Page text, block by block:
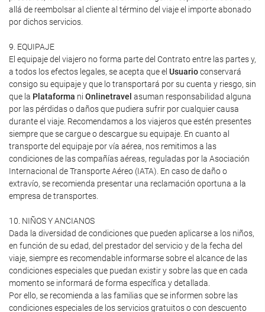
allá de reembolsar al cliente al término del viaje el importe abonado
por dichos servicios.
9. EQUIPAJE
El equipaje del viajero no forma parte del Contrato entre las partes y,
a todos los efectos legales, se acepta que el Usuarioconservará
consigo su equipaje y que lo transportará por su cuenta y riesgo, sin
que la Plataforma ni Onlinetravel asuman responsabilidad alguna
por las pérdidas o daños que pudiera sufrir por cualquier causa
durante el viaje. Recomendamos a los viajeros que estén presentes
siempre que se cargue o descargue su equipaje. En cuanto al
transporte del equipaje por vía aérea, nos remitimos a las
condiciones de las compañías aéreas, reguladas por la Asociación
Internacional de Transporte Aéreo (IATA). En caso de daño o
extravío, se recomienda presentar una reclamación oportuna a la
empresa de transportes.
10. NIÑOS Y ANCIANOS
Dada la diversidad de condiciones que pueden aplicarse a los niños,
en función de su edad, del prestador del servicio y de la fecha del
viaje, siempre es recomendable informarse sobre el alcance de las
condiciones especiales que puedan existir y sobre las que en cada
momento se informará de forma específica y detallada.
Por ello, se recomienda a las familias que se informen sobre las
condiciones especiales de los servicios gratuitos o con descuento